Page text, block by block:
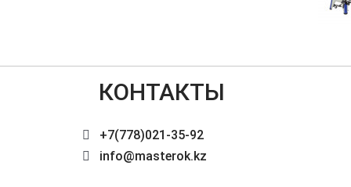
КОНТАКТЫ
+7(778)021-35-92
info@masterok.kz